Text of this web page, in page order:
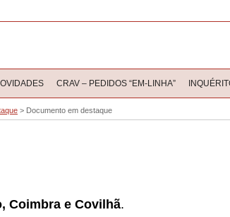
CRAV – PEDIDOS “EM-LINHA”
> Documento em destaque
Coimbra e Covilhã.